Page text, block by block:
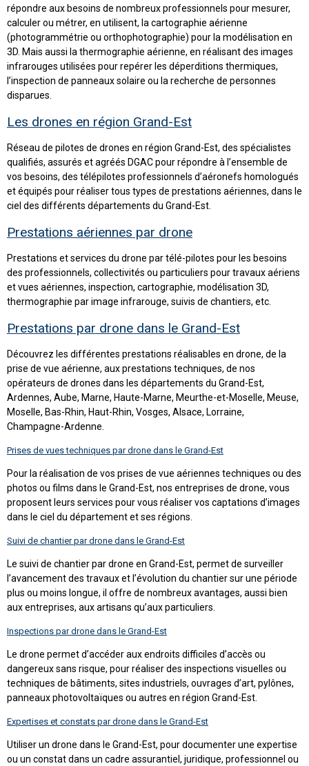
répondre aux besoins de nombreux professionnels pour mesurer,
calculer ou métrer, en utilisent, la cartographie aérienne
(photogrammétrie ou orthophotographie) pour la modélisation en
3D. Mais aussi la thermographie aérienne, en réalisant des images
infrarouges utilisées pour repérer les déperditions thermiques,
l’inspection de panneaux solaire ou la recherche de personnes
disparues.
Les drones en région Grand-Est
Réseau de pilotes de drones en région Grand-Est, des spécialistes
qualifiés, assurés et agréés DGAC pour répondre à l’ensemble de
vos besoins, des télépilotes professionnels d’aéronefs homologués
et équipés pour réaliser tous types de prestations aériennes, dans le
ciel des différents départements du Grand-Est.
Prestations aériennes par drone
Prestations et services du drone par télé-pilotes pour les besoins
des professionnels, collectivités ou particuliers pour travaux aériens
et vues aériennes, inspection, cartographie, modélisation 3D,
thermographie par image infrarouge, suivis de chantiers, etc.
Prestations par drone dans le Grand-Est
Découvrez les différentes prestations réalisables en drone, de la
prise de vue aérienne, aux prestations techniques, de nos
opérateurs de drones dans les départements du Grand-Est,
Ardennes, Aube, Marne, Haute-Marne, Meurthe-et-Moselle, Meuse,
Moselle, Bas-Rhin, Haut-Rhin, Vosges, Alsace, Lorraine,
Champagne-Ardenne.
Prises de vues techniques par drone dans le Grand-Est
Pour la réalisation de vos prises de vue aériennes techniques ou des
photos ou films dans le Grand-Est, nos entreprises de drone, vous
proposent leurs services pour vous réaliser vos captations d’images
dans le ciel du département et ses régions.
Suivi de chantier par drone dans le Grand-Est
Le suivi de chantier par drone en Grand-Est, permet de surveiller
l’avancement des travaux et l’évolution du chantier sur une période
plus ou moins longue, il offre de nombreux avantages, aussi bien
aux entreprises, aux artisans qu’aux particuliers.
Inspections par drone dans le Grand-Est
Le drone permet d’accéder aux endroits difficiles d’accès ou
dangereux sans risque, pour réaliser des inspections visuelles ou
techniques de bâtiments, sites industriels, ouvrages d’art, pylônes,
panneaux photovoltaïques ou autres en région Grand-Est.
Expertises et constats par drone dans le Grand-Est
Utiliser un drone dans le Grand-Est, pour documenter une expertise
ou un constat dans un cadre assurantiel, juridique, professionnel ou